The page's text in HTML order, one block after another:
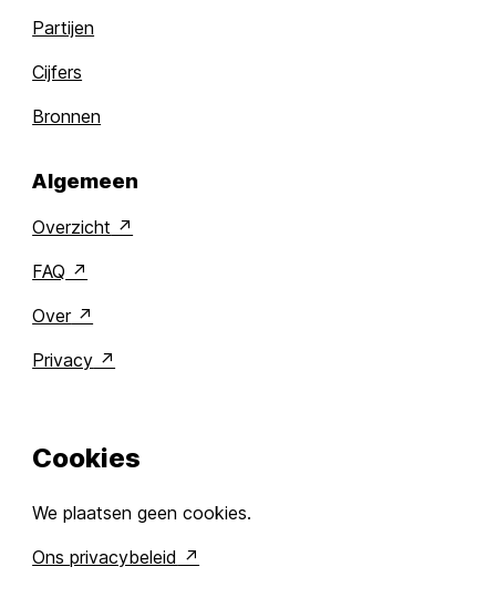
Partijen
Cijfers
Bronnen
Algemeen
Overzicht
FAQ
Over
Privacy
Cookies
We plaatsen geen cookies.
Ons privacybeleid